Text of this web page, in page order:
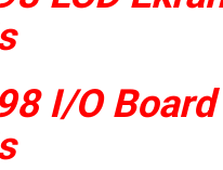
I/O